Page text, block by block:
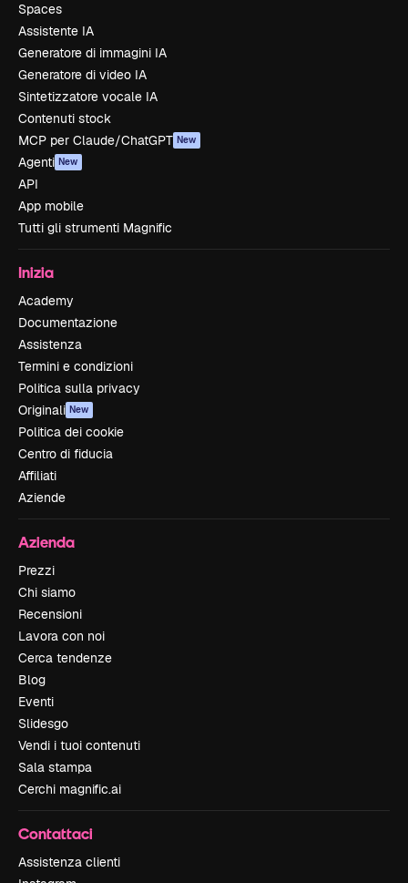
Spaces
Assistente IA
Generatore di immagini IA
Generatore di video IA
Sintetizzatore vocale IA
Contenuti stock
MCP per Claude/ChatGPT New
Agenti New
API
App mobile
Tutti gli strumenti Magnific
Inizia
Academy
Documentazione
Assistenza
Termini e condizioni
Politica sulla privacy
Originali New
Politica dei cookie
Centro di fiducia
Affiliati
Aziende
Azienda
Prezzi
Chi siamo
Recensioni
Lavora con noi
Cerca tendenze
Blog
Eventi
Slidesgo
Vendi i tuoi contenuti
Sala stampa
Cerchi magnific.ai
Contattaci
Assistenza clienti